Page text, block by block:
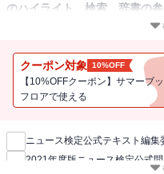
のハイライト、検索、辞書の
N検は、今を読み解く重要テ
が厳選し、良質な問題に練り
らし、社会・環境、国際)から
検者の目安は高校生、大学生
一般)の合格に必要な力を無理
クーポン対象 10%OFF
【10%OFFクーポン】サマーブ
フロアで使える
新刊通知
ニュース検定公式テキスト編集
2021年度版ニュース検定公式問